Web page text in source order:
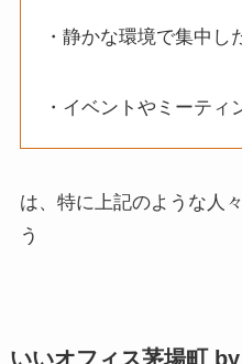
・静かな環境で集中し
・イベントやミーティ
は、特に上記のような人
う
いいオフィス茅場町